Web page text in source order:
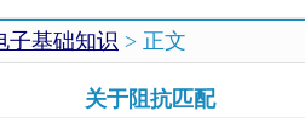
子基础知识 > 正文
关于阻抗匹配